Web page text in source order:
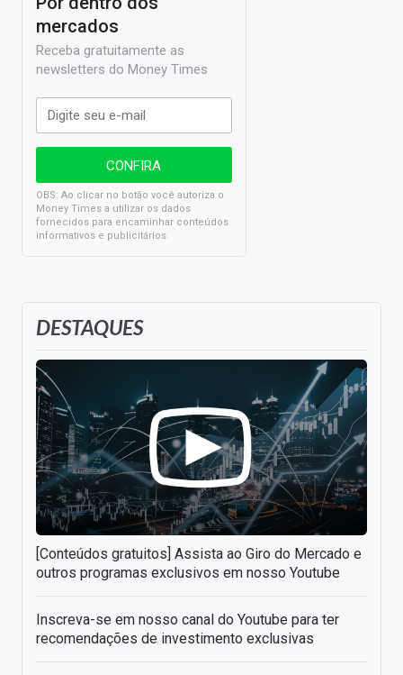
DESTAQUES
[Conteúdos gratuitos] Assista ao Giro do Mercado e
outros programas exclusivos em nosso Youtube
Inscreva-se em nosso canal do Youtube para ter
recomendações de investimento exclusivas
mercados
Receba gratuitamente as
newsletters do Money Times
OBS: Ao clicar no botão você autoriza o
Money Times a utilizar os dados
fornecidos para encaminhar conteúdos
informativos e publicitários.